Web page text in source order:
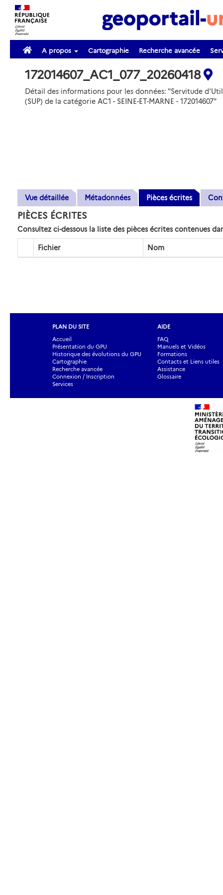
A propos Cartographie Recherche avancée
172014607_AC1_077_20260418
Détail des informations pour les données: "Servitude
(SUP) de la catégorie AC1 - SEINE-ET-MARNE - 172014607"
Vue détaillée Métadonnées Pièces écrites
PIÈCES ÉCRITES
Consultez ci-dessous la liste des pièces écrites contenues
Fichier Nom
PLAN DU SITE
Accueil
Présentation du GPU
Historique des évolutions du GPU
Cartographie
Recherche avancée
Connexion / Inscription
Services
AIDE
FAQ
Manuels et Vidéos
Formations
Contacts et Liens utiles
Assistance
Glossaire